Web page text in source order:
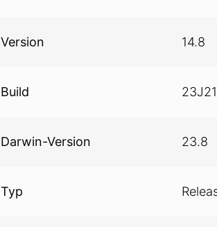
Version 14.8
Build 23J21
Darwin-Version 23.8
Typ